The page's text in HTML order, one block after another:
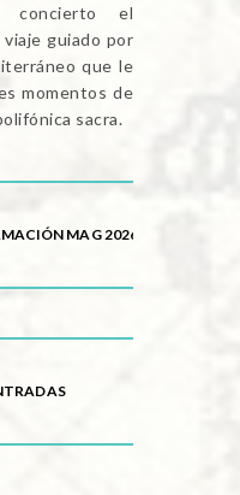
el
guiado por
que le
momentos de
sacra.
MAG 2026